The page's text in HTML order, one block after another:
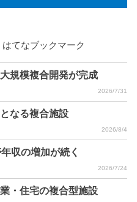
はてなブックマーク
規模複合開発が完成
2026/7/31
なる複合施設
2026/8/4
収の増加が続く
2026/7/24
・住宅の複合型施設